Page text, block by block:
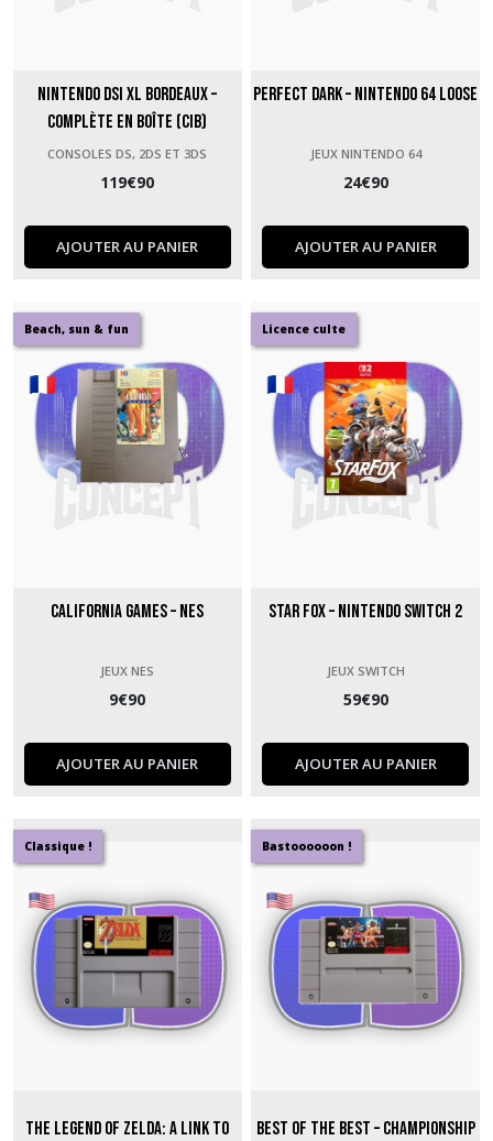
Nintendo DSi XL Bordeaux –
Complète en boîte (CIB)
CONSOLES DS, 2DS ET 3DS
119€90
AJOUTER AU PANIER
Perfect Dark – Nintendo 64 loose
JEUX NINTENDO 64
24€90
AJOUTER AU PANIER
Beach, sun & fun
California Games – NES
JEUX NES
9€90
AJOUTER AU PANIER
Licence culte
Star Fox – Nintendo Switch 2
JEUX SWITCH
59€90
AJOUTER AU PANIER
Classique !
The Legend of Zelda: A Link to
Bastoooooon !
Best of the Best – Championship